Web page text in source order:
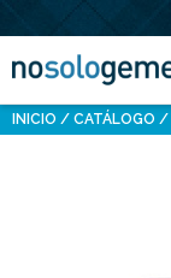
INICIO CATÁLOGO